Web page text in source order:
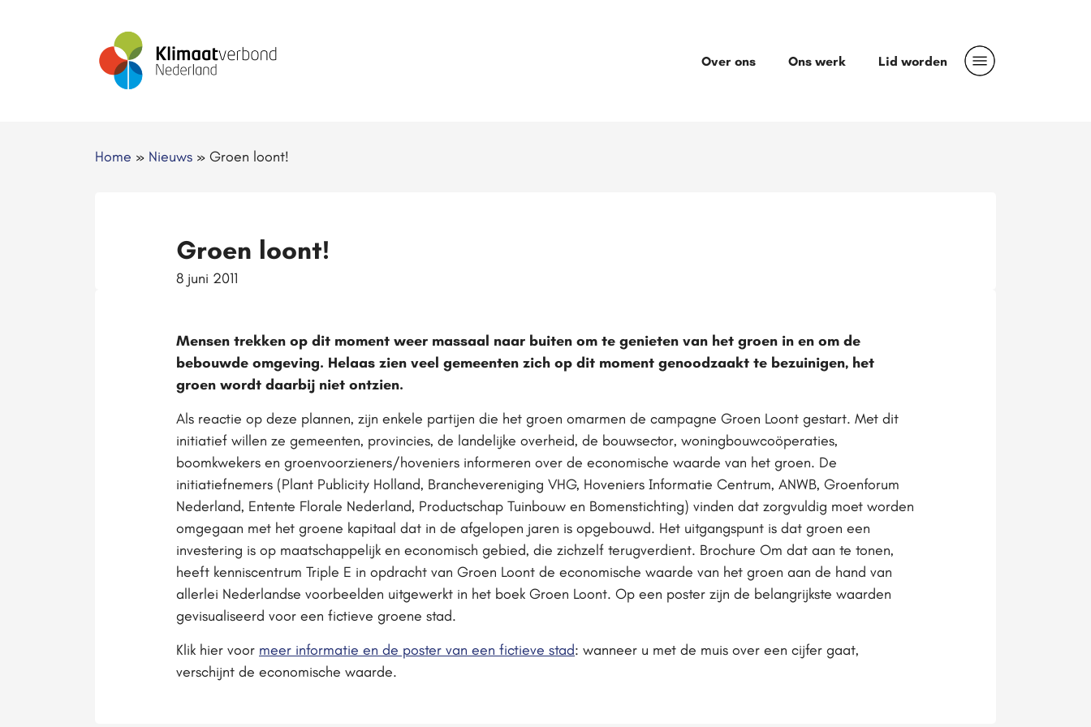
Over ons Ons werk Lid worden
Home » Nieuws » Groen loont!
Groen loont!
8 juni 2011
Mensen trekken op dit moment weer massaal naar buiten om te genieten van het groen in en om de
bebouwde omgeving. Helaas zien veel gemeenten zich op dit moment genoodzaakt te bezuinigen, het
groen wordt daarbij niet ontzien.
Als reactie op deze plannen, zijn enkele partijen die het groen omarmen de campagne Groen Loont gestart. Met dit
initiatief willen ze gemeenten, provincies, de landelijke overheid, de bouwsector, woningbouwcoöperaties,
boomkwekers en groenvoorzieners/hoveniers informeren over de economische waarde van het groen. De
initiatiefnemers (Plant Publicity Holland, Branchevereniging VHG, Hoveniers Informatie Centrum, ANWB, Groenforum
Nederland, Entente Florale Nederland, Productschap Tuinbouw en Bomenstichting) vinden dat zorgvuldig moet worden
omgegaan met het groene kapitaal dat in de afgelopen jaren is opgebouwd. Het uitgangspunt is dat groen een
investering is op maatschappelijk en economisch gebied, die zichzelf terugverdient. Brochure Om dat aan te tonen,
heeft kenniscentrum Triple E in opdracht van Groen Loont de economische waarde van het groen aan de hand van
allerlei Nederlandse voorbeelden uitgewerkt in het boek Groen Loont. Op een poster zijn de belangrijkste waarden
gevisualiseerd voor een fictieve groene stad.
Klik hier voor meer informatie en de poster van een fictieve stad: wanneer u met de muis over een cijfer gaat,
verschijnt de economische waarde.